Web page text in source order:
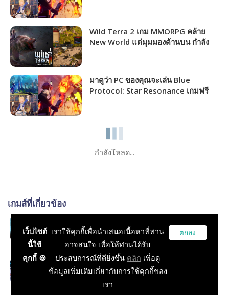
Wild Terra 2 เกม MMORPG คล้าย
New World แต่มุมมองด้านบน กำลัง
มาดูว่า PC ของคุณจะเล่น Blue
Protocol: Star Resonance เกมฟรี
กำลังโหลด...
เกมส์ที่เกี่ยวข้อง
RPG
MMORPG
RPG, MMORPG, บทความทั่วไป
เว็บไซต์
นี้ใช้
คุกกี้ 🍪
เราใช้คุกกี้เพื่อนำเสนอเนื้อหาที่ท่าน
อาจสนใจ เพื่อให้ท่านได้รับ
ประสบการณ์ที่ดียิ่งขึ้น คลิก เพื่อดู
ข้อมูลเพิ่มเติมเกี่ยวกับการใช้คุกกี้ของ
เรา
ตกลง